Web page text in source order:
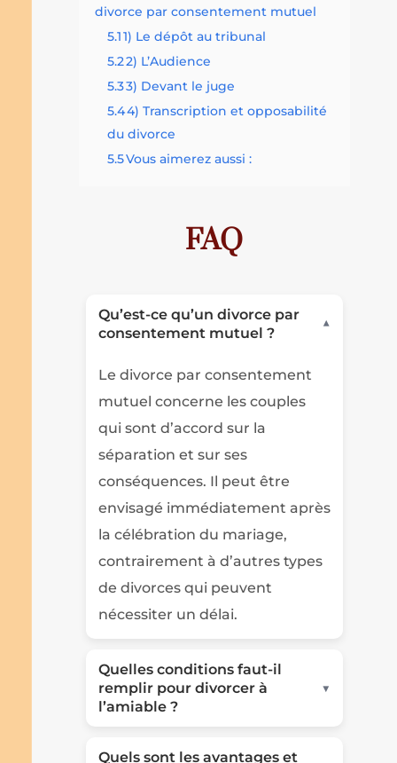
divorce par consentement mutuel
5.11) Le dépôt au tribunal
5.22) L’Audience
5.33) Devant le juge
5.44) Transcription et opposabilité
du divorce
5.5Vous aimerez aussi :
FAQ
Qu’est-ce qu’un divorce par
consentement mutuel ?
▼
Le divorce par consentement
mutuel concerne les couples
qui sont d’accord sur la
séparation et sur ses
conséquences. Il peut être
envisagé immédiatement après
la célébration du mariage,
contrairement à d’autres types
de divorces qui peuvent
nécessiter un délai.
Quelles conditions faut-il
remplir pour divorcer à
l’amiable ?
▼
Quels sont les avantages et